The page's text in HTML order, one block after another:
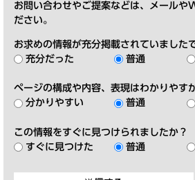
お問い合わせやご提案などは、メールや
ださい。
お求めの情報が充分掲載されていました
充分だった
普通
ページの構成や内容、表現はわかりやす
分かりやすい
普通
この情報をすぐに見つけられましたか？
すぐに見つけた
普通